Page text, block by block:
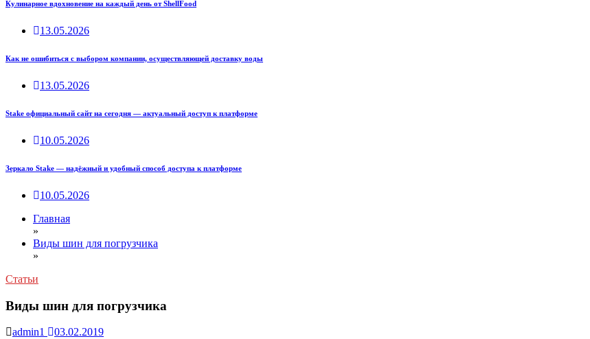
Кулинарное вдохновение на каждый день от ShellFood
13.05.2026
Как не ошибиться с выбором компании, осуществляющей доставку воды
13.05.2026
Stake официальный сайт на сегодня — актуальный доступ к платформе
10.05.2026
Зеркало Stake — надёжный и удобный способ доступа к платформе
10.05.2026
Главная
»
Виды шин для погрузчика
»
Статьи
Виды шин для погрузчика
admin1 03.02.2019